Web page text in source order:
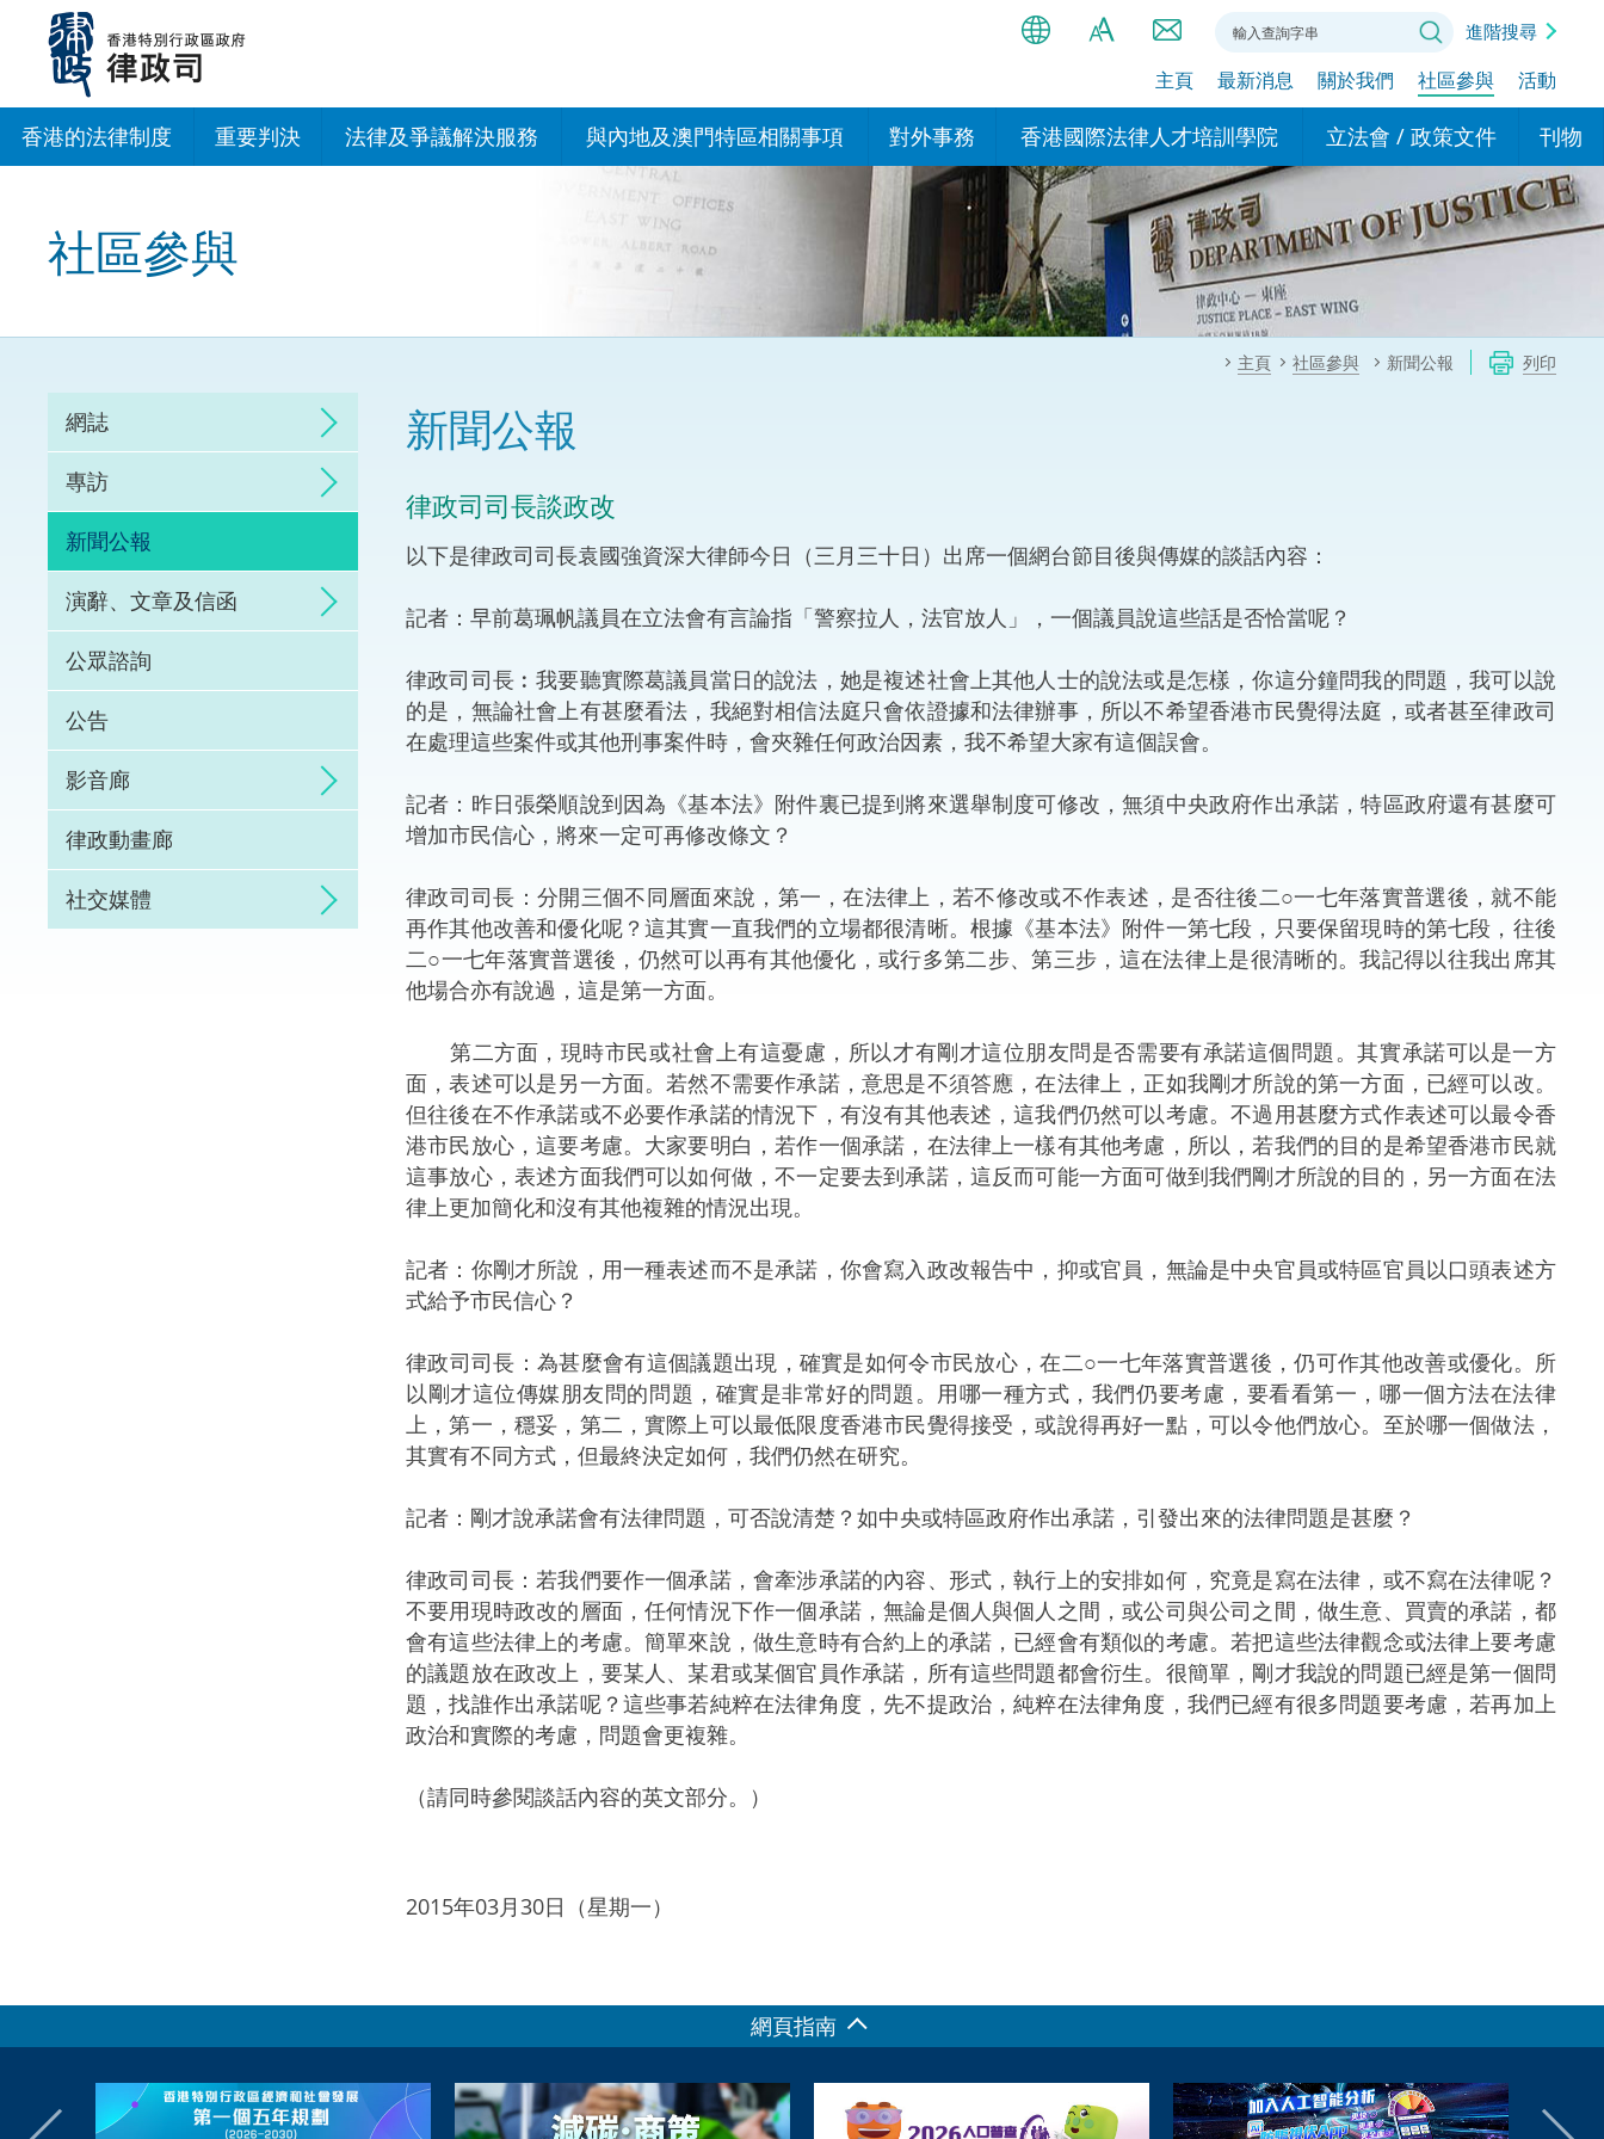
內
简
EN
Bahasa Indonesia (印尼語)
हिन्दी (印度語)
नेपाली (尼泊爾語)
Tiếng Việt (越南語)
A
A
進階搜尋
主頁 最新消息 關於我們 社區參與 活動
香港的法律制度 重要判決 法律及爭議解決服務
訴訟
網上爭議解決及法律科技
體育爭議解決先導計劃
能力建設
法律樞紐
促成交易和爭議解決服務中心
與內地及澳門特區相關事項
與內地的安排
香港與內地相互認可和執行民
商事案件判決的安排
關於建立更緊密經貿關係的安
與澳門特區的安排
“一帶一路”建設
粵港澳大灣區
對外事務
國際政府機構在香港設立辦事
處或運作
多邊協定
其他協定
香港國際法律人才培訓學院
我們的學院
我們的專家委員會
我們的辦公室
我們的培訓課程和能力建設項
立法會 / 政策文件
現行政策措施
政策文件
特別財務委員會
刊物
基本
民事
刑事
一般
社區參與
主頁 社區參與 新聞公報 列印
網誌
專訪
新聞公報
演辭、文章及信函
公眾諮詢
公告
影音廊
律政動畫廊
社交媒體
新聞公報
律政司司長談政改
以下是律政司司長袁國強資深大律師今日（三月三十日）出席一個網台節目後與傳媒的談話內容：
記者：早前葛珮帆議員在立法會有言論指「警察拉人，法官放人」，一個議員說這些話是否恰當呢？
律政司司長︰我要聽實際葛議員當日的說法，她是複述社會上其他人士的說法或是怎樣，你這分鐘問我的問題，我可以說
的是，無論社會上有甚麼看法，我絕對相信法庭只會依證據和法律辦事，所以不希望香港市民覺得法庭，或者甚至律政司
在處理這些案件或其他刑事案件時，會夾雜任何政治因素，我不希望大家有這個誤會。
記者：昨日張榮順說到因為《基本法》附件裏已提到將來選舉制度可修改，無須中央政府作出承諾，特區政府還有甚麼可
增加市民信心，將來一定可再修改條文？
律政司司長：分開三個不同層面來說，第一，在法律上，若不修改或不作表述，是否往後二○一七年落實普選後，就不能
再作其他改善和優化呢？這其實一直我們的立場都很清晰。根據《基本法》附件一第七段，只要保留現時的第七段，往後
二○一七年落實普選後，仍然可以再有其他優化，或行多第二步、第三步，這在法律上是很清晰的。我記得以往我出席其
他場合亦有說過，這是第一方面。
第二方面，現時市民或社會上有這憂慮，所以才有剛才這位朋友問是否需要有承諾這個問題。其實承諾可以是一方
面，表述可以是另一方面。若然不需要作承諾，意思是不須答應，在法律上，正如我剛才所說的第一方面，已經可以改。
但往後在不作承諾或不必要作承諾的情況下，有沒有其他表述，這我們仍然可以考慮。不過用甚麼方式作表述可以最令香
港市民放心，這要考慮。大家要明白，若作一個承諾，在法律上一樣有其他考慮，所以，若我們的目的是希望香港市民就
這事放心，表述方面我們可以如何做，不一定要去到承諾，這反而可能一方面可做到我們剛才所說的目的，另一方面在法
律上更加簡化和沒有其他複雜的情況出現。
記者：你剛才所說，用一種表述而不是承諾，你會寫入政改報告中，抑或官員，無論是中央官員或特區官員以口頭表述方
式給予市民信心？
律政司司長：為甚麼會有這個議題出現，確實是如何令市民放心，在二○一七年落實普選後，仍可作其他改善或優化。所
以剛才這位傳媒朋友問的問題，確實是非常好的問題。用哪一種方式，我們仍要考慮，要看看第一，哪一個方法在法律
上，第一，穩妥，第二，實際上可以最低限度香港市民覺得接受，或說得再好一點，可以令他們放心。至於哪一個做法，
其實有不同方式，但最終決定如何，我們仍然在研究。
記者：剛才說承諾會有法律問題，可否說清楚？如中央或特區政府作出承諾，引發出來的法律問題是甚麼？
律政司司長：若我們要作一個承諾，會牽涉承諾的內容、形式，執行上的安排如何，究竟是寫在法律，或不寫在法律呢？
不要用現時政改的層面，任何情況下作一個承諾，無論是個人與個人之間，或公司與公司之間，做生意、買賣的承諾，都
會有這些法律上的考慮。簡單來說，做生意時有合約上的承諾，已經會有類似的考慮。若把這些法律觀念或法律上要考慮
的議題放在政改上，要某人、某君或某個官員作承諾，所有這些問題都會衍生。很簡單，剛才我說的問題已經是第一個問
題，找誰作出承諾呢？這些事若純粹在法律角度，先不提政治，純粹在法律角度，我們已經有很多問題要考慮，若再加上
政治和實際的考慮，問題會更複雜。
（請同時參閱談話內容的英文部分。）
2015年03月30日（星期一）
網頁指南